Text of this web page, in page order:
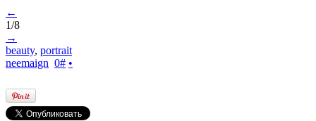
←
1/8
→
beauty, portrait
neemaign 0# •